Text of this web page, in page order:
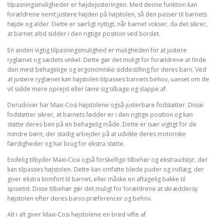
tilpasningsmuligheder er højdejusteringen. Med denne funktion kan
forældrene nemt justere højden på højstolen, så den passer til barnets
højde og alder. Dette er særligt nyttigt, når barnet vokser, da det sikrer,
at barnet altid sidder i den rigtige position ved bordet.
En anden vigtig tilpasningsmulighed er muligheden for at justere
ryglænet og sædets vinkel. Dette gør det muligt for forældrene at finde
den mest behagelige og ergonomiske siddestilling for deres barn. Ved
at justere ryglænet kan højstolen tilpasses barnets behov, uanset om de
vil sidde mere oprejst eller læne sig tilbage og slappe af.
Derudover har Maxi-Cosi højstolene også justerbare fodstøtter. Disse
fodstøtter sikrer, at barnets fødder er i den rigtige position og kan
støtte deres ben på en behagelig måde. Dette er især vigtigt for de
mindre børn, der stadig arbejder på at udvikle deres motoriske
færdigheder og har brug for ekstra støtte.
Endelig tilbyder Maxi-Cosi også forskellige tilbehør og ekstraudstyr, der
kan tilpasses højstolen. Dette kan omfatte bløde puder og indlæg, der
giver ekstra komfort til barnet, eller måske en aftagelig bakke til
spisetid. Disse tilbehør gør det muligt for forældrene at skræddersy
højstolen efter deres barns præferencer og behov.
Alt i alt giver Maxi-Cosi højstolene en bred vifte af